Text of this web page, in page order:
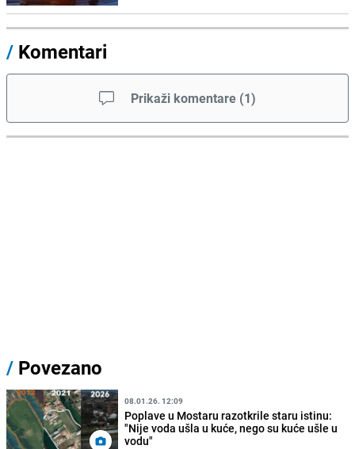
/ Komentari
Prikaži komentare (1)
/ Povezano
08.01.26. 12:09
Poplave u Mostaru razotkrile staru istinu:
"Nije voda ušla u kuće, nego su kuće ušle u
vodu"